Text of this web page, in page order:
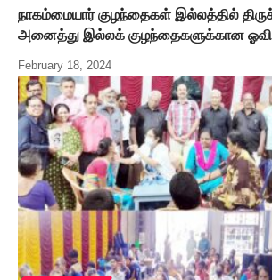
நாகம்மையார் குழந்தைகள் இல்லத்தில்
அனைத்து இல்லக் குழந்தைகளுக்கான
February 18, 2024